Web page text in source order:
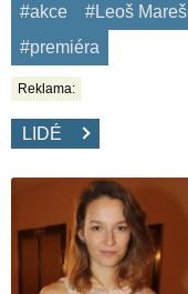
#akce #Leoš Mareš
#premiéra
Reklama:
LIDÉ